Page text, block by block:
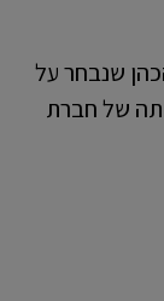
שנבחר על
של חברת